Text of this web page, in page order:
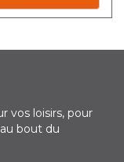
vos loisirs, pour
bout du